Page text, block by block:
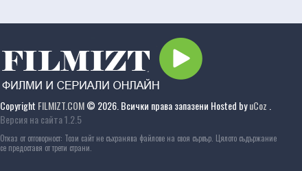
Copyright FILMIZT.COM© 2026. Всички права запазени Hosted byuCoz
Версия на сайта 1.2.5
Отказ от отговорност: Този сайт не съхранява файлове на своя сървър. Цялото съдържание
се предоставя от трети страни.